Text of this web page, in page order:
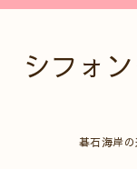
シフォ
碁石海岸